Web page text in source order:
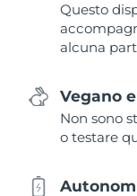
Questo
alcuna
Vegano
Non sono
o testare